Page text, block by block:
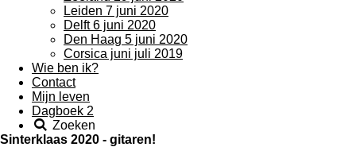
Leiden 7 juni 2020
Delft 6 juni 2020
Den Haag 5 juni 2020
Corsica juni juli 2019
Wie ben ik?
Contact
Mijn leven
Dagboek 2
Zoeken
Sinterklaas 2020 - gitaren!